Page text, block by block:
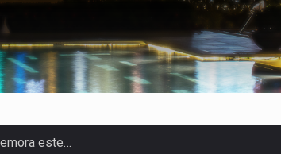
por vergüenza, la enfermedad…